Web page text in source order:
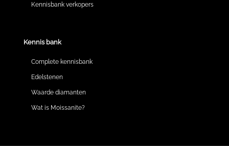
Kennisbank verkopers
Kennis bank
Complete kennisbank
Edelstenen
Waarde diamanten
Wat is Moissanite?